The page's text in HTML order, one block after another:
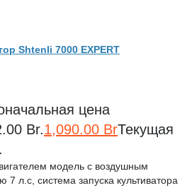
Shtenli 7000 EXPERT
цена
Br.1,090.00 BrТекущая
модель с воздушным
л.с, система запуска культиватора